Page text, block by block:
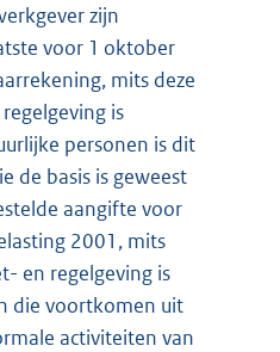
zijn
voor 1 oktober
mits deze
is
personen is dit
de basis is geweest
aangifte voor
2001, mits
en regelgeving is
die voortkomen uit
activiteiten van